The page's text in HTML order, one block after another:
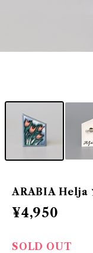
ARABIA Helja
¥4,950
SOLD OUT